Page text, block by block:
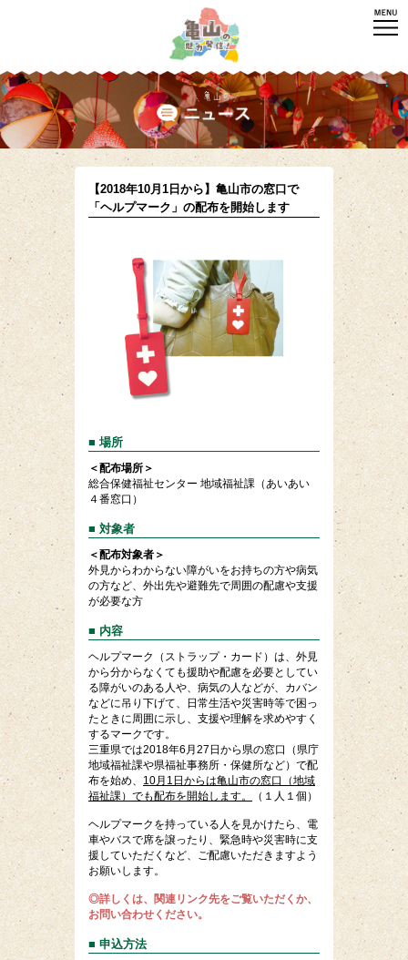
【2018年10月1日から】亀山市の窓口で
「ヘルプマーク」の配布を開始します
■ 場所
＜配布場所＞
総合保健福祉センター 地域福祉課（あいあい
４番窓口）
■ 対象者
＜配布対象者＞
外見からわからない障がいをお持ちの方や病気
の方など、外出先や避難先で周囲の配慮や支援
が必要な方
■ 内容
ヘルプマーク（ストラップ・カード）は、外見
から分からなくても援助や配慮を必要としてい
る障がいのある人や、病気の人などが、カバン
などに吊り下げて、日常生活や災害時等で困っ
たときに周囲に示し、支援や理解を求めやすく
するマークです。
三重県では2018年6月27日から県の窓口（県庁
地域福祉課や県福祉事務所・保健所など）で配
布を始め、 10月1日からは亀山市の窓口（地域
福祉課）でも配布を開始します。
（１人１個）
ヘルプマークを持っている人を見かけたら、電
車やバスで席を譲ったり、緊急時や災害時に支
援していただくなど、ご配慮いただきますよう
お願いします。
◎詳しくは、関連リンク先をご覧いただくか、
お問い合わせください。
■ 申込方法